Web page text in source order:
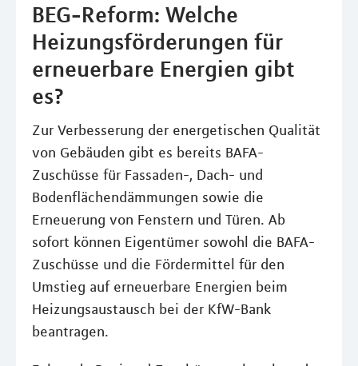
BEG-Reform: Welche
Heizungsförderungen für
erneuerbare Energien gibt
es?
Zur Verbesserung der energetischen Qualität
von Gebäuden gibt es bereits BAFA-
Zuschüsse für Fassaden-, Dach- und
Bodenflächendämmungen sowie die
Erneuerung von Fenstern und Türen. Ab
sofort können Eigentümer sowohl die BAFA-
Zuschüsse und die Fördermittel für den
Umstieg auf erneuerbare Energien beim
Heizungsaustausch bei der KfW-Bank
beantragen.